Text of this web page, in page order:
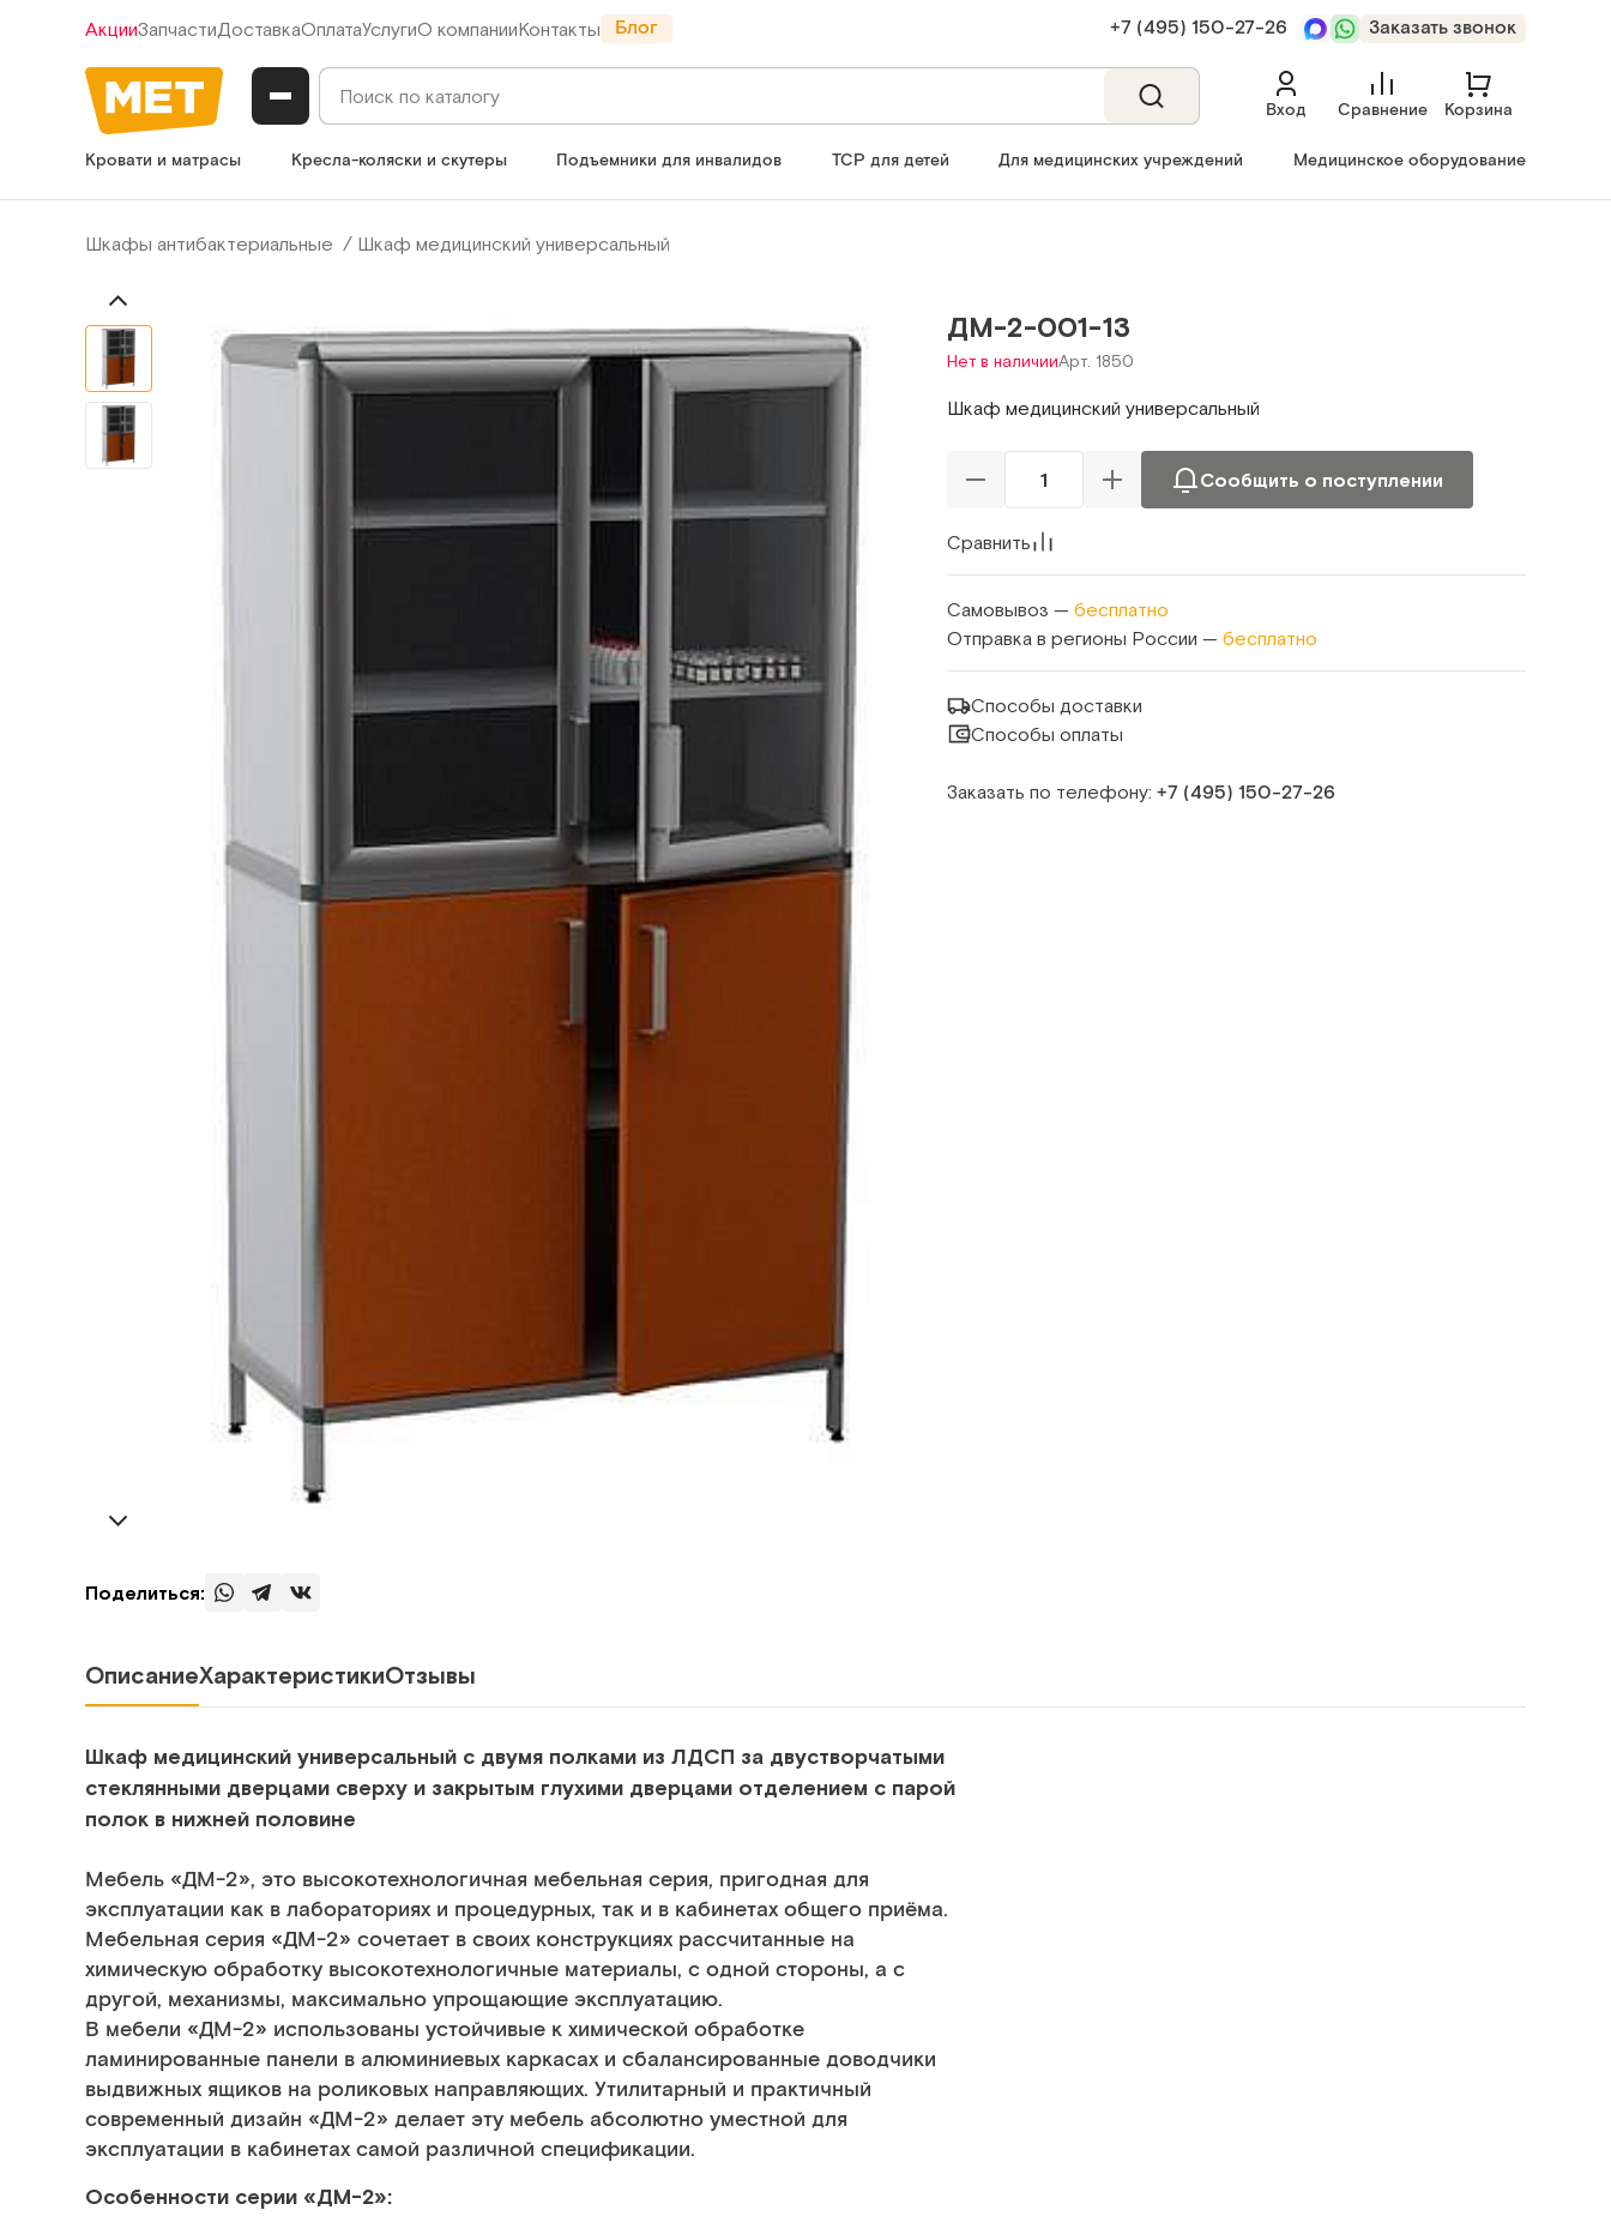
АкцииЗапчастиДоставкаОплатаУслугиО компанииКонтакты Блог +7 (495) 150‑27‑26 Заказать звонок
Вход Сравнение Корзина
Кровати и матрасы Кресла-коляски и скутеры Подъемники для инвалидов ТСР для детей Для медицинских учреждений Медицинское оборудование
Шкафы антибактериальные Шкаф медицинский универсальный
Поделиться:
ДМ-2-001-13
Нет в наличииАрт. 1850
Шкаф медицинский универсальный
Сообщить о поступлении
Сравнить
Самовывоз — бесплатно
Отправка в регионы России — бесплатно
Способы доставки
Способы оплаты
Заказать по телефону: +7 (495) 150‑27‑26
ОписаниеХарактеристикиОтзывы
Шкаф медицинский универсальный с двумя полками из ЛДСП за двустворчатыми
стеклянными дверцами сверху и закрытым глухими дверцами отделением с парой
полок в нижней половине
Мебель «ДМ-2», это высокотехнологичная мебельная серия, пригодная для
эксплуатации как в лабораториях и процедурных, так и в кабинетах общего приёма.
Мебельная серия «ДМ-2» сочетает в своих конструкциях рассчитанные на
химическую обработку высокотехнологичные материалы, с одной стороны, а с
другой, механизмы, максимально упрощающие эксплуатацию.
В мебели «ДМ-2» использованы устойчивые к химической обработке
ламинированные панели в алюминиевых каркасах и сбалансированные доводчики
выдвижных ящиков на роликовых направляющих. Утилитарный и практичный
современный дизайн «ДМ-2» делает эту мебель абсолютно уместной для
эксплуатации в кабинетах самой различной спецификации.
Особенности серии «ДМ-2»: